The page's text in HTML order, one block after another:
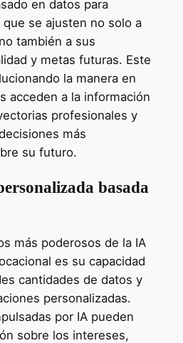
en datos para
se ajusten no solo a
también a sus
y metas futuras. Este
la manera en
acceden a la información
profesionales y
más
su futuro.
basada
más poderosos de la IA
es su capacidad
cantidades de datos y
personalizadas.
por IA pueden
sobre los intereses,